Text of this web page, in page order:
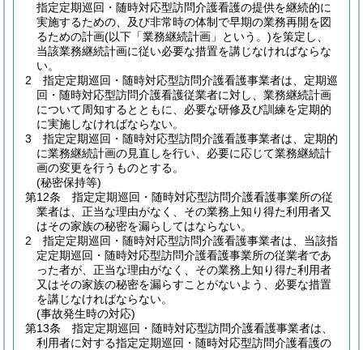
指定定期巡回・随時対応型訪問介護看護の提供を継続的に
実施するための、及び非常時の体制で早期の業務再開を図
るための計画(以下「業務継続計画」という。)を策定し、
当該業務継続計画に従い必要な措置を講じなければならな
い。
2
指定定期巡回・随時対応型訪問介護看護事業者は、定期巡
回・随時対応型訪問介護看護従業者に対し、業務継続計画
について周知するとともに、必要な研修及び訓練を定期的
に実施しなければならない。
3
指定定期巡回・随時対応型訪問介護看護事業者は、定期的
に業務継続計画の見直しを行い、必要に応じて業務継続計
画の変更を行うものとする。
(秘密保持等)
第12条
指定定期巡回・随時対応型訪問介護看護事業所の従
業者は、正当な理由がなく、その業務上知り得た利用者又
はその家族の秘密を漏らしてはならない。
2
指定定期巡回・随時対応型訪問介護看護事業者は、当該指
定定期巡回・随時対応型訪問介護看護事業所の従業者であ
った者が、正当な理由がなく、その業務上知り得た利用者
又はその家族の秘密を漏らすことがないよう、必要な措置
を講じなければならない。
(事故発生時の対応)
第13条
指定定期巡回・随時対応型訪問介護看護事業者は、
利用者に対する指定定期巡回・随時対応型訪問介護看護の